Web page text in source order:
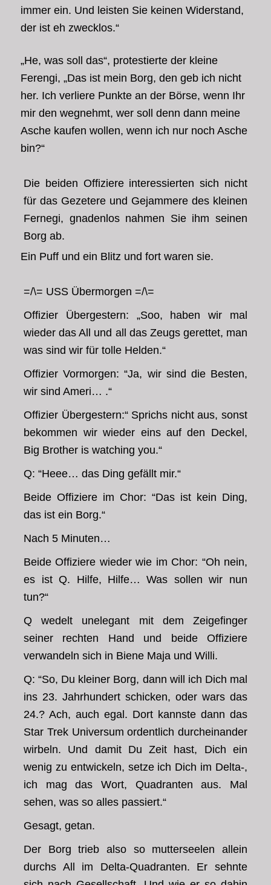
immer ein. Und leisten Sie keinen Widerstand,
der ist eh zwecklos.“
„He, was soll das“, protestierte der kleine
Ferengi, „Das ist mein Borg, den geb ich nicht
her. Ich verliere Punkte an der Börse, wenn Ihr
mir den wegnehmt, wer soll denn dann meine
Asche kaufen wollen, wenn ich nur noch Asche
bin?“
Die beiden Offiziere interessierten sich nicht
für das Gezetere und Gejammere des kleinen
Fernegi, gnadenlos nahmen Sie ihm seinen
Borg ab.
Ein Puff und ein Blitz und fort waren sie.
=/\= USS Übermorgen =/\=
Offizier Übergestern: „Soo, haben wir mal
wieder das All und all das Zeugs gerettet, man
was sind wir für tolle Helden.“
Offizier Vormorgen: “Ja, wir sind die Besten,
wir sind Ameri… .“
Offizier Übergestern:“ Sprichs nicht aus, sonst
bekommen wir wieder eins auf den Deckel,
Big Brother is watching you.“
Q: “Heee… das Ding gefällt mir.“
Beide Offiziere im Chor: “Das ist kein Ding,
das ist ein Borg.“
Nach 5 Minuten…
Beide Offiziere wieder wie im Chor: “Oh nein,
es ist Q. Hilfe, Hilfe… Was sollen wir nun
tun?“
Q wedelt unelegant mit dem Zeigefinger
seiner rechten Hand und beide Offiziere
verwandeln sich in Biene Maja und Willi.
Q: “So, Du kleiner Borg, dann will ich Dich mal
ins 23. Jahrhundert schicken, oder wars das
24.? Ach, auch egal. Dort kannste dann das
Star Trek Universum ordentlich durcheinander
wirbeln. Und damit Du Zeit hast, Dich ein
wenig zu entwickeln, setze ich Dich im Delta-,
ich mag das Wort, Quadranten aus. Mal
sehen, was so alles passiert.“
Gesagt, getan.
Der Borg trieb also so mutterseelen allein
durchs All im Delta-Quadranten. Er sehnte